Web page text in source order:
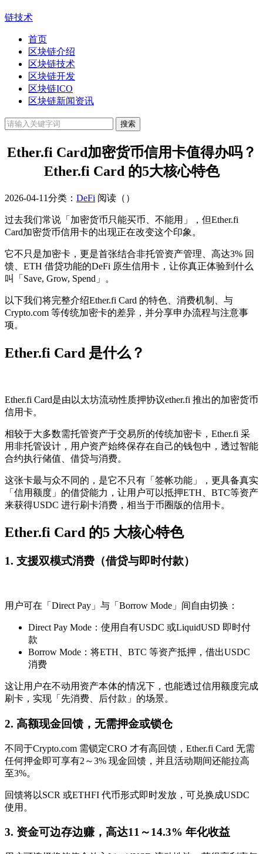
链技术
首页
区块链介绍
区块链技术
区块链开发
区块链ICO
区块链新闻资讯
Ether.fi Card加密货币信用卡值得办吗？
Ether.fi Card 的5大核心特色
2026-04-11分类： DeFi 阅读（ ）
过去我们常说「加密货币只能买币、不能用」，但Ether.fi
Card加密货币信用卡的出现正在改变这个印象。
它不只是加密卡，更是首张结合非托管资产管理、高达3% 回
馈、ETH 借贷功能的DeFi 原生信用卡，让你真正体验到什么
叫「Save, Grow, Spend」。
以下我们将完整介绍Ether.fi Card 的特色、消费机制、与
Crypto.com 等传统加密卡的差异，并分享申办流程与注意事
项。
Ether.fi Card 是什么？
Ether.fi Card是由以太坊流动性质押协议ether.fi 推出的加密货币
信用卡。
相较于大多数需托管资产于交易所的传统加密卡，Ether.fi 采
用非托管设计，用户资产始终保存在自己的钱包中，透过智能
合约执行储值、借贷与消费。
这张卡最与众不同的，是它不只有「签帐功能」，更具备真实
「信用额度」的借贷能力，让用户可以抵押ETH、BTC等资产
来获得USDC 进行刷卡消费，相当于币圈版的信用卡。
Ether.fi Card 的5 大核心特色
1. 支援双模式消费（借贷与即时付款）
用户可在「Direct Pay」与「Borrow Mode」间自由切换：
Direct Pay Mode：使用自有USDC 或LiquidUSD 即时付
款
Borrow Mode：将ETH、BTC 等资产抵押，借出USDC
消费
这让用户在不动用资产本体的情况下，也能透过信用额度完成
刷卡，实现「先消费、后付款」的场景。
2. 高额现金回馈，无需押金或锁仓
不同于Crypto.com 需锁定CRO 才有高回馈，Ether.fi Card 无需
任何押金即可享有2～3% 现金回馈，并且活动期间还能拉高
至3%。
回馈将以SCR 或ETHFI 代币形式即时发放，可兑换成USDC
使用。
3. 资金可边存边赚，高达11～14.3% 年化收益